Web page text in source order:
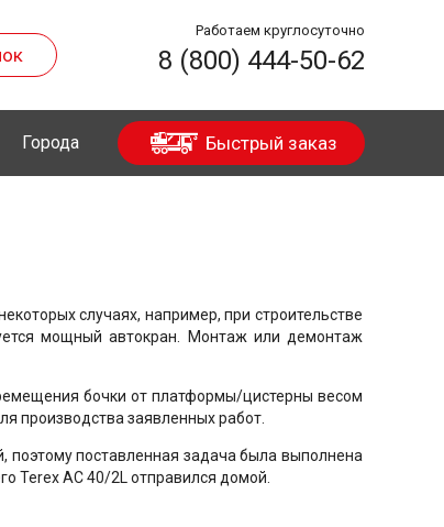
Работаем круглосуточно
8 (800) 444-50-62
Города Быстрый заказ
случаях, например, при строительстве
мощный автокран. Монтаж или демонтаж
бочки от платформы/цистерны весом
производства заявленных работ.
поэтому поставленная задача была выполнена
Terex AC 40/2L отправился домой.